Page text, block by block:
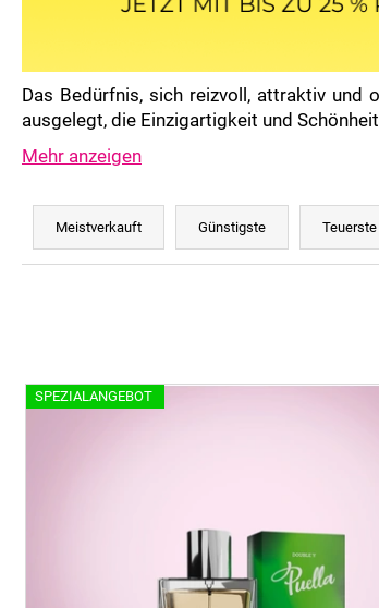
Das Bedürfnis, sich reizvoll, attraktiv und
ausgelegt, die Einzigartigkeit und
Mehr anzeigen
P
o
s
Meistverkauft Günstigste Teuerste
L
i SPEZIALANGEBOT